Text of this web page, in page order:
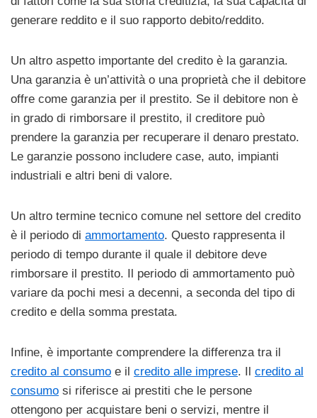
generare reddito e il suo rapporto debito/reddito.
Un altro aspetto importante del credito è la garanzia.
Una garanzia è un’attività o una proprietà che il debitore
offre come garanzia per il prestito. Se il debitore non è
in grado di rimborsare il prestito, il creditore può
prendere la garanzia per recuperare il denaro prestato.
Le garanzie possono includere case, auto, impianti
industriali e altri beni di valore.
Un altro termine tecnico comune nel settore del credito
è il periodo di ammortamento. Questo rappresenta il
periodo di tempo durante il quale il debitore deve
rimborsare il prestito. Il periodo di ammortamento può
variare da pochi mesi a decenni, a seconda del tipo di
credito e della somma prestata.
Infine, è importante comprendere la differenza tra il
credito al consumo e il credito alle imprese. Il credito al
consumo si riferisce ai prestiti che le persone
ottengono per acquistare beni o servizi, mentre il